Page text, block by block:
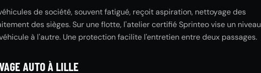
de société, souvent fatigué, reçoit aspiration, nettoyage des
des sièges. Sur une flotte, l'atelier certifié Sprinteo vise un niveau
à l'autre. Une protection facilite l'entretien entre deux passages.
AUTO À LILLE